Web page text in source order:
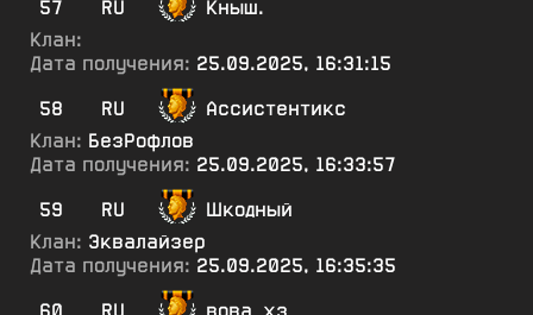
57
RU
Кныш.
Клан:
Дата получения: 25.09.2025, 16:31:15
58
RU
Ассистентикс
Клан: БезРофлов
Дата получения: 25.09.2025, 16:33:57
59
RU
Шкодный
Клан: Эквалайзер
Дата получения: 25.09.2025, 16:35:35